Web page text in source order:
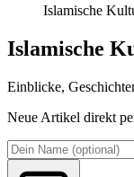
Islamische
Islamische
Einblicke,
Neue Artikel direkt